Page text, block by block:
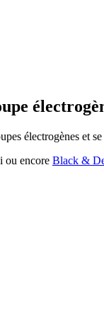
électrogènes et
ou encore Black &